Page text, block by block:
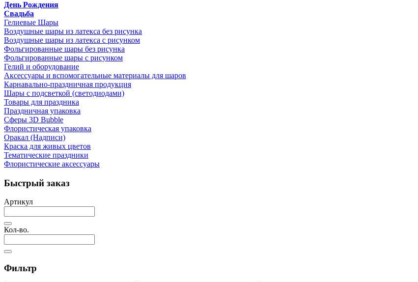
День Рождения
Свадьба
Гелиевые Шары
Воздушные шары из латекса без рисунка
Воздушные шары из латекса с рисунком
Фольгированные шары без рисунка
Фольгированные шары с рисунком
Гелий и оборудование
Аксессуары и вспомогательные материалы для шаров
Карнавально-праздничная продукция
Шары с подсветкой (светодиодами)
Товары для праздника
Праздничная упаковка
Сферы 3D Bubble
Флористическая упаковка
Оракал (Надписи)
Краска для живых цветов
Тематические праздники
Флористические аксессуары
Быстрый заказ
Артикул
Кол-во.
Фильтр